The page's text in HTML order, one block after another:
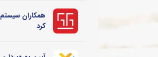
همکاران سیستم
کرد